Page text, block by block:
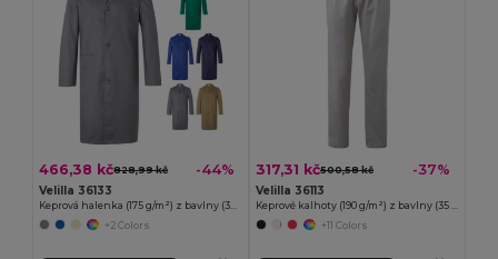
466,38 kč828,99 kč -44%
Velilla 36133
+2 Colors
317,31 kč500,58 kč -37%
Velilla 36113
+11 Colors